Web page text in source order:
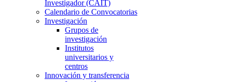
Investigador (CAIT)
Calendario de Convocatorias
Investigación
Grupos de
investigación
Institutos
universitarios y
centros
Innovación y transferencia